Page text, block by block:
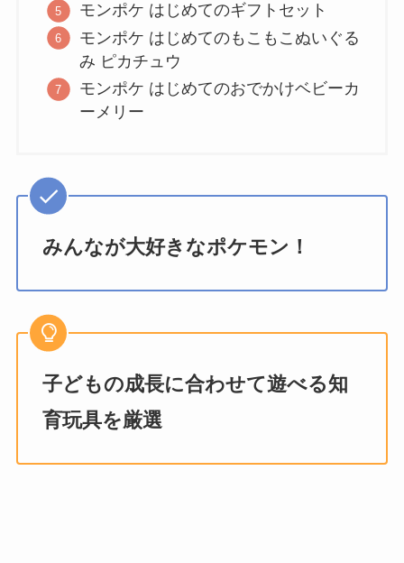
モンポケ はじめてのギフトセット
モンポケ はじめてのもこもこぬいぐる
み ピカチュウ
モンポケ はじめてのおでかけベビーカ
ーメリー
みんなが大好きなポケモン！
子どもの成長に合わせて遊べる知
育玩具を厳選